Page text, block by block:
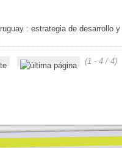
: estrategia de desarrollo y
(1 - 4 / 4)